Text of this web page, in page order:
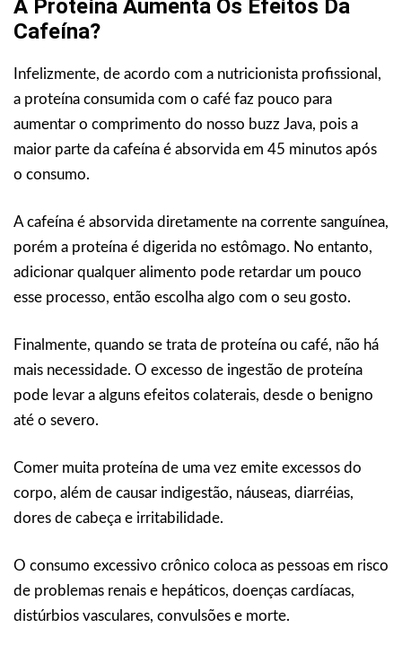
A Proteína Aumenta Os Efeitos Da
Cafeína?
Infelizmente, de acordo com a nutricionista profissional,
a proteína consumida com o café faz pouco para
aumentar o comprimento do nosso buzz Java, pois a
maior parte da cafeína é absorvida em 45 minutos após
o consumo.
A cafeína é absorvida diretamente na corrente sanguínea,
porém a proteína é digerida no estômago. No entanto,
adicionar qualquer alimento pode retardar um pouco
esse processo, então escolha algo com o seu gosto.
Finalmente, quando se trata de proteína ou café, não há
mais necessidade. O excesso de ingestão de proteína
pode levar a alguns efeitos colaterais, desde o benigno
até o severo.
Comer muita proteína de uma vez emite excessos do
corpo, além de causar indigestão, náuseas, diarréias,
dores de cabeça e irritabilidade.
O consumo excessivo crônico coloca as pessoas em risco
de problemas renais e hepáticos, doenças cardíacas,
distúrbios vasculares, convulsões e morte.